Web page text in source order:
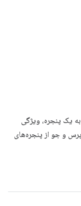
یک پنجره، ویژگی
و جو از پنجره‌های